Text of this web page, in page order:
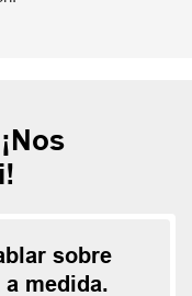
sobre
medida.